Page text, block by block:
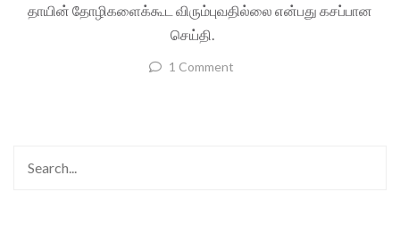
தாயின் தோழிகளைக்கூட விரும்புவதில்லை என்பது கசப்பான
செய்தி.
1 Comment